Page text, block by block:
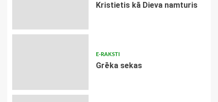
Kristietis kā Dieva namturis
E-RAKSTI
Grēka sekas